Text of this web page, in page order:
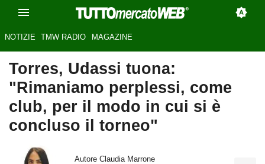
NOTIZIE TMW RADIO MAGAZINE
Torres, Udassi tuona:
"Rimaniamo perplessi, come
club, per il modo in cui si è
concluso il torneo"
Autore Claudia Marrone